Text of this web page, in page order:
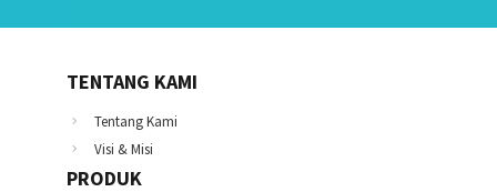
TENTANG KAMI
Tentang Kami
Visi & Misi
PRODUK